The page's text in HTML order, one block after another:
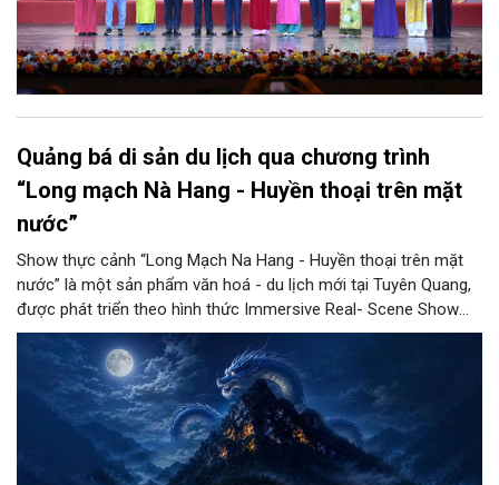
Quảng bá di sản du lịch qua chương trình
“Long mạch Nà Hang - Huyền thoại trên mặt
nước”
Show thực cảnh “Long Mạch Na Hang - Huyền thoại trên mặt
nước” là một sản phẩm văn hoá - du lịch mới tại Tuyên Quang,
được phát triển theo hình thức Immersive Real- Scene Show
với định hướng kết nối thiên nhiên, văn hóa, di sản, nghệ thuật
và công nghệ để tạo nên một trải nghiệm mới cho du khách.